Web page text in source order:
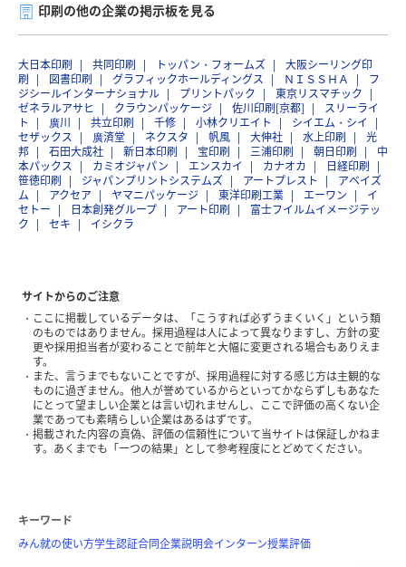
印刷の他の企業の掲示板を見る
大日本印刷 共同印刷 トッパン・フォームズ
大阪シーリング印
刷
図書印刷 グラフィックホールディングス ＮＩＳＳＨＡ
フ
ジシールインターナショナル
プリントパック
東京リスマチック
ゼネラルアサヒ
クラウンパッケージ 佐川印刷[京都]
スリーライ
ト
廣川 共立印刷 千修 小林クリエイト
シイエム・シイ
セザックス
廣済堂 ネクスタ 帆風 大伸社 水上印刷
光
邦
石田大成社 新日本印刷 宝印刷 三浦印刷 朝日印刷
中
本パックス
カミオジャパン エンスカイ カナオカ
日経印刷
笹徳印刷
ジャパンプリントシステムズ アートプレスト
アベイズ
ム
アクセア ヤマニパッケージ 東洋印刷工業 エーワン
イ
セトー
日本創発グループ アート印刷
富士フイルムイメージテッ
ク
セキ イシクラ
サイトからのご注意
ここに掲載しているデータは、「こうすれば必ずうまくいく」という類
のものではありません。採用過程は人によって異なりますし、方針の変
更や採用担当者が変わることで前年と大幅に変更される場合もありえま
す。
また、言うまでもないことですが、採用過程に対する感じ方は主観的な
ものに過ぎません。他人が誉めているからといってかならずしもあなた
にとって望ましい企業とは言い切れませんし、ここで評価の高くない企
業であっても素晴らしい企業はあるはずです。
掲載された内容の真偽、評価の信頼性について当サイトは保証しかねま
す。あくまでも「一つの結果」として参考程度にとどめてください。
キーワード
みん就の使い方学生認証合同企業説明会インターン授業評価